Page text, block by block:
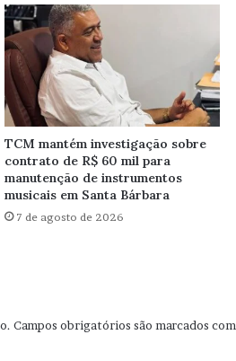
TCM mantém investigação sobre
contrato de R$ 60 mil para
manutenção de instrumentos
musicais em Santa Bárbara
7 de agosto de 2026
Campos obrigatórios são marcados com